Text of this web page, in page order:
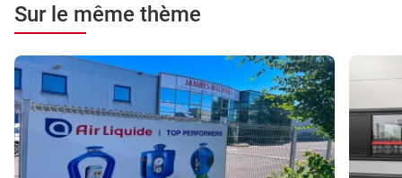
Sur le même thème